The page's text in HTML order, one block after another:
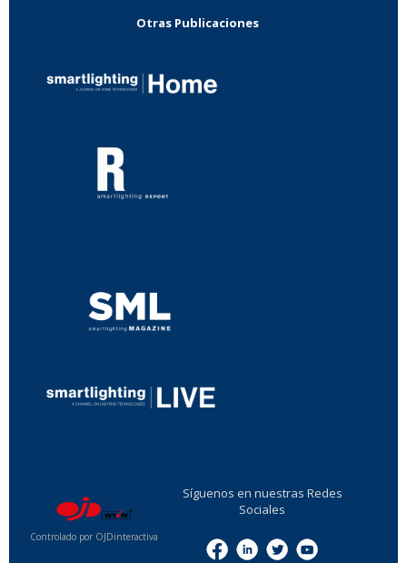
Otras Publicaciones
Controlado por OJDinteractiva
Síguenos en nuestras Redes
Sociales